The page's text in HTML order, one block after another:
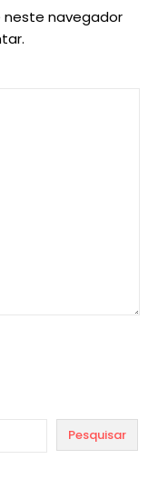
neste navegador
Pesquisar